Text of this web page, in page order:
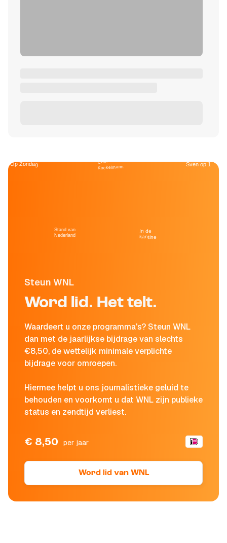
Steun WNL
Word lid. Het telt.
Waardeert u onze programma's? Steun WNL
dan met de jaarlijkse bijdrage van slechts
€8,50, de wettelijk minimale verplichte
bijdrage voor omroepen.
Hiermee helpt u ons journalistieke geluid te
behouden en voorkomt u dat WNL zijn publieke
status en zendtijd verliest.
€ 8,50 per jaar
Word lid van WNL
Op Zondag
Stand van
Nederland
Café
Kockelmann
In de
kantine
Sven op 1